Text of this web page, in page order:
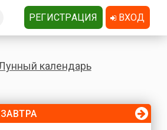
календарь
РЕГИСТРАЦИЯ ВХОД